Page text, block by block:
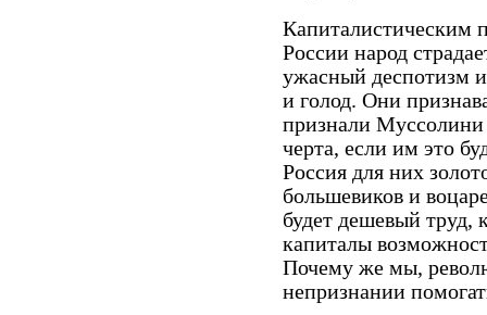
Капиталистическим
России народ
ужасный деспотизм
и голод. Они
признали
черта, если им это
Россия для них
большевиков и
будет дешевый труд,
капиталы
Почему же мы,
непризнании